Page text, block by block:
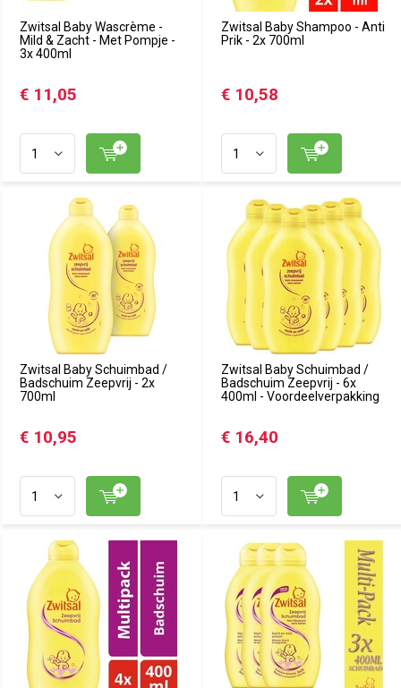
Zwitsal Baby Wascrème -
Mild & Zacht - Met Pompje -
3x 400ml
€ 11,05
Zwitsal Baby Shampoo - Anti
Prik - 2x 700ml
€ 10,58
Zwitsal Baby Schuimbad /
Badschuim Zeepvrij - 2x
700ml
€ 10,95
Zwitsal Baby Schuimbad /
Badschuim Zeepvrij - 6x
400ml - Voordeelverpakking
€ 16,40